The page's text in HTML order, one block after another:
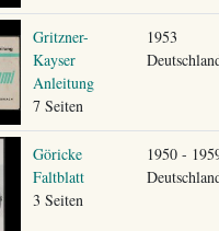
Gritzner-
Kayser
Anleitung
7 Seiten
1953
Göricke
Faltblatt
3 Seiten
1950 -